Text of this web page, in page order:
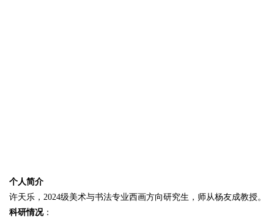
个人简介
许天乐，2024级美术与书法专业西画方向研究生，师从杨友成教授。
科研情况：